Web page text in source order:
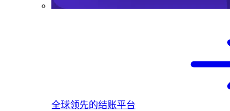
全球领先的结账平台